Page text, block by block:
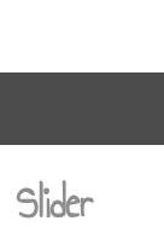
Slider